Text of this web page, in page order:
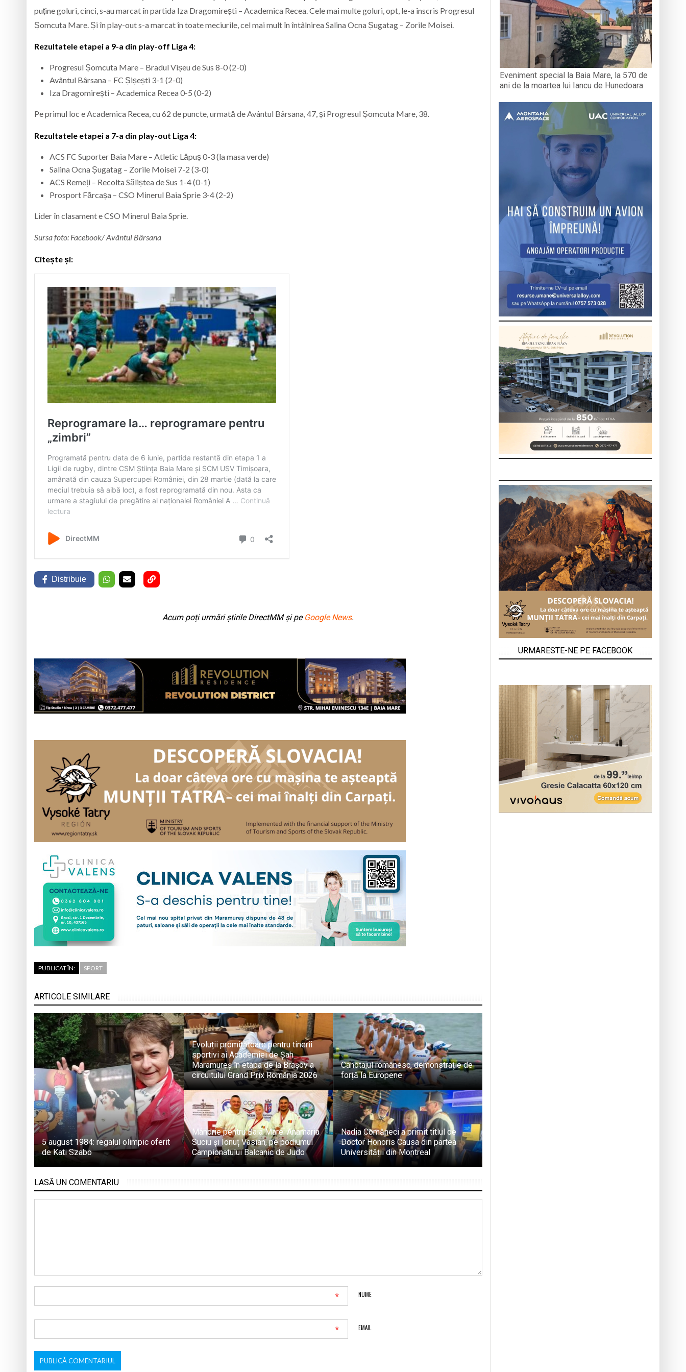
puține goluri, cinci, s-au marcat în partida Iza Dragomirești – Academica Recea. Cele mai multe goluri, opt, le-a înscris Progresul
Șomcuta Mare. Și în play-out s-a marcat în toate meciurile, cel mai mult în întâlnirea Salina Ocna Șugatag – Zorile Moisei.
Rezultatele etapei a 9-a din play-off Liga 4:
Progresul Șomcuta Mare – Bradul Vișeu de Sus 8-0 (2-0)
Avântul Bârsana – FC Șișești 3-1 (2-0)
Iza Dragomirești – Academica Recea 0-5 (0-2)
Pe primul loc e Academica Recea, cu 62 de puncte, urmată de Avântul Bârsana, 47, și Progresul Șomcuta Mare, 38.
Rezultatele etapei a 7-a din play-out Liga 4:
ACS FC Suporter Baia Mare – Atletic Lăpuș 0-3 (la masa verde)
Salina Ocna Șugatag – Zorile Moisei 7-2 (3-0)
ACS Remeți – Recolta Săliștea de Sus 1-4 (0-1)
Prosport Fărcașa – CSO Minerul Baia Sprie 3-4 (2-2)
Lider în clasament e CSO Minerul Baia Sprie.
Sursa foto: Facebook/ Avântul Bârsana
Citește și:
Distribuie
Acum poți urmări știrile DirectMM și pe Google News.
PUBLICAT ÎN: SPORT
ARTICOLE SIMILARE
5 august 1984: regalul olimpic oferit
de Kati Szabo
Evoluții promițătoare pentru tinerii
sportivi ai Academiei de Șah
Maramureș în etapa de la Brașov a
circuitului Grand Prix România 2026
Canotajul românesc, demonstrație de
forță la Europene
Mândrie pentru Baia Mare: Anamaria
Suciu și Ionuț Vasian, pe podiumul
Campionatului Balcanic de Judo
Nadia Comăneci a primit titlul de
Doctor Honoris Causa din partea
Universității din Montreal
LASĂ UN COMENTARIU
NUME
*
EMAIL
*
Eveniment special la Baia Mare, la 570 de
ani de la moartea lui Iancu de Hunedoara
URMARESTE-NE PE FACEBOOK